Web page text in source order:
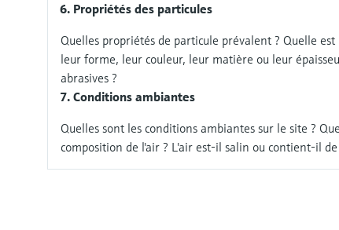
Propriétés des particules
Quelles propriétés de particule prévalent ? Quelle
leur forme, leur couleur, leur matière ou leur
abrasives ?
Conditions ambiantes
Quelles sont les conditions ambiantes sur le site ?
composition de l'air ? L'air est-il salin ou contient-il